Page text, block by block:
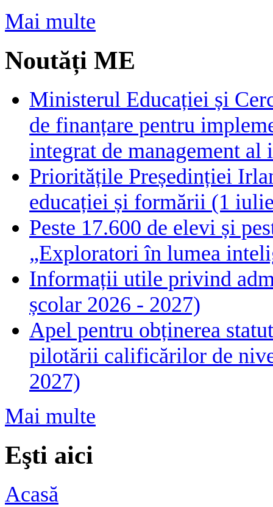
Mai multe
Noutăți ME
Ministerul Educației și
de finanțare pentru
integrat de management
Prioritățile Președinției
educației și formării (1
Peste 17.600 de elevi și
„Exploratori în lumea
Informații utile privind
școlar 2026 - 2027)
Apel pentru obținerea
pilotării calificărilor de
2027)
Mai multe
Eşti aici
Acasă